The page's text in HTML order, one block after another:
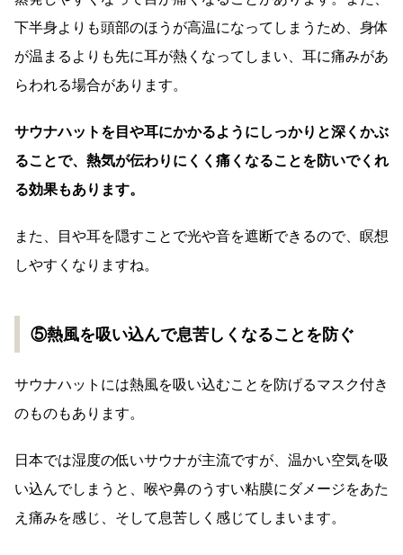
下半身よりも頭部のほうが高温になってしまうため、身体
が温まるよりも先に耳が熱くなってしまい、耳に痛みがあ
らわれる場合があります。
サウナハットを目や耳にかかるようにしっかりと深くかぶ
ることで、熱気が伝わりにくく痛くなることを防いでくれ
る効果もあります。
また、目や耳を隠すことで光や音を遮断できるので、瞑想
しやすくなりますね。
⑤熱風を吸い込んで息苦しくなることを防ぐ
サウナハットには熱風を吸い込むことを防げるマスク付き
のものもあります。
日本では湿度の低いサウナが主流ですが、温かい空気を吸
い込んでしまうと、喉や鼻のうすい粘膜にダメージをあた
え痛みを感じ、そして息苦しく感じてしまいます。